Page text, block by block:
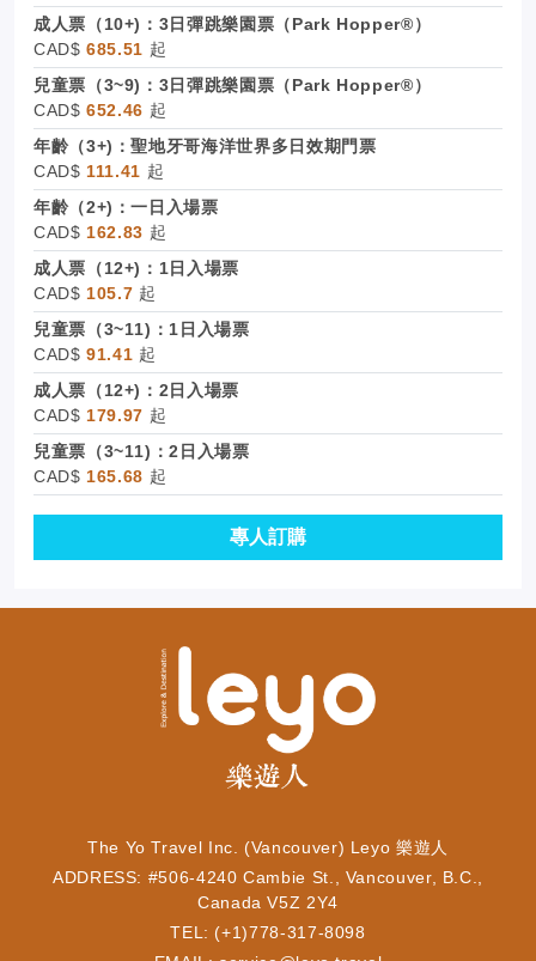
成人票（10+)：3日彈跳樂園票（Park Hopper®）
CAD$ 685.51 起
兒童票（3~9)：3日彈跳樂園票（Park Hopper®）
CAD$ 652.46 起
年齡（3+)：聖地牙哥海洋世界多日效期門票
CAD$ 111.41 起
年齡（2+)：一日入場票
CAD$ 162.83 起
成人票（12+)：1日入場票
CAD$ 105.7 起
兒童票（3~11)：1日入場票
CAD$ 91.41 起
成人票（12+)：2日入場票
CAD$ 179.97 起
兒童票（3~11)：2日入場票
CAD$ 165.68 起
專人訂購
The Yo Travel Inc. (Vancouver) Leyo 樂遊人
ADDRESS: #506-4240 Cambie St., Vancouver, B.C.,
Canada V5Z 2Y4
TEL: (+1)778-317-8098